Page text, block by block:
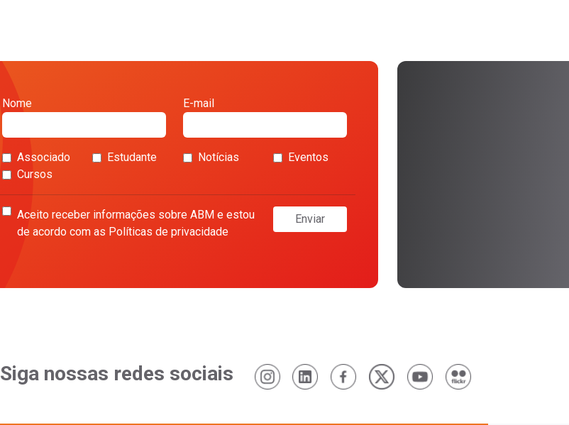
Nome E-mail
Associado Estudante Notícias
Eventos
Cursos
Aceito receber informações sobre ABM e estou
de acordo com as Políticas de privacidade
Enviar
Siga nossas redes sociais